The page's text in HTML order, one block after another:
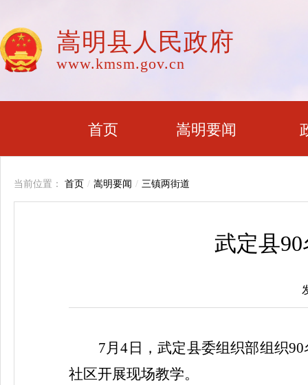
嵩明县人民政府
www.kmsm.gov.cn
首页 嵩明要闻
当前位置： 首页 / 嵩明要闻 / 三镇两街道
武定县
7月4 日，武定县委组织部组织90
社区开展现场教学。